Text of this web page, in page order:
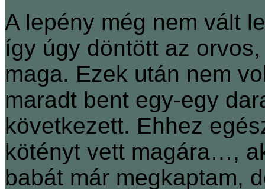
A lepény még nem vált
így úgy döntött az
maga. Ezek után nem
maradt bent egy-egy
következett. Ehhez
kötényt vett magára…,
babát már megkaptam,